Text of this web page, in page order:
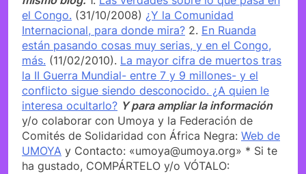
el Congo. (31/10/2008) ¿Y la Comunidad
Internacional, para donde mira? 2. En Ruanda
están pasando cosas muy serias, y en el Congo,
más. (11/02/2010). La mayor cifra de muertos tras
la II Guerra Mundial- entre 7 y 9 millones- y el
conflicto sigue siendo desconocido. ¿A quien le
interesa ocultarlo? Y para ampliar la información
y/o colaborar con Umoya y la Federación de
Comités de Solidaridad con África Negra: Web de
UMOYA y Contacto: «umoya@umoya.org» * Si te
ha gustado, COMPÁRTELO y/o VÓTALO: